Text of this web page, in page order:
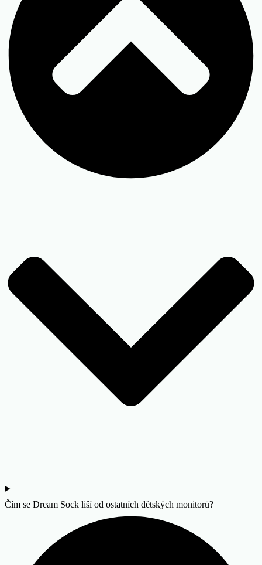
Čím se Dream Sock liší od ostatních dětských monitorů?